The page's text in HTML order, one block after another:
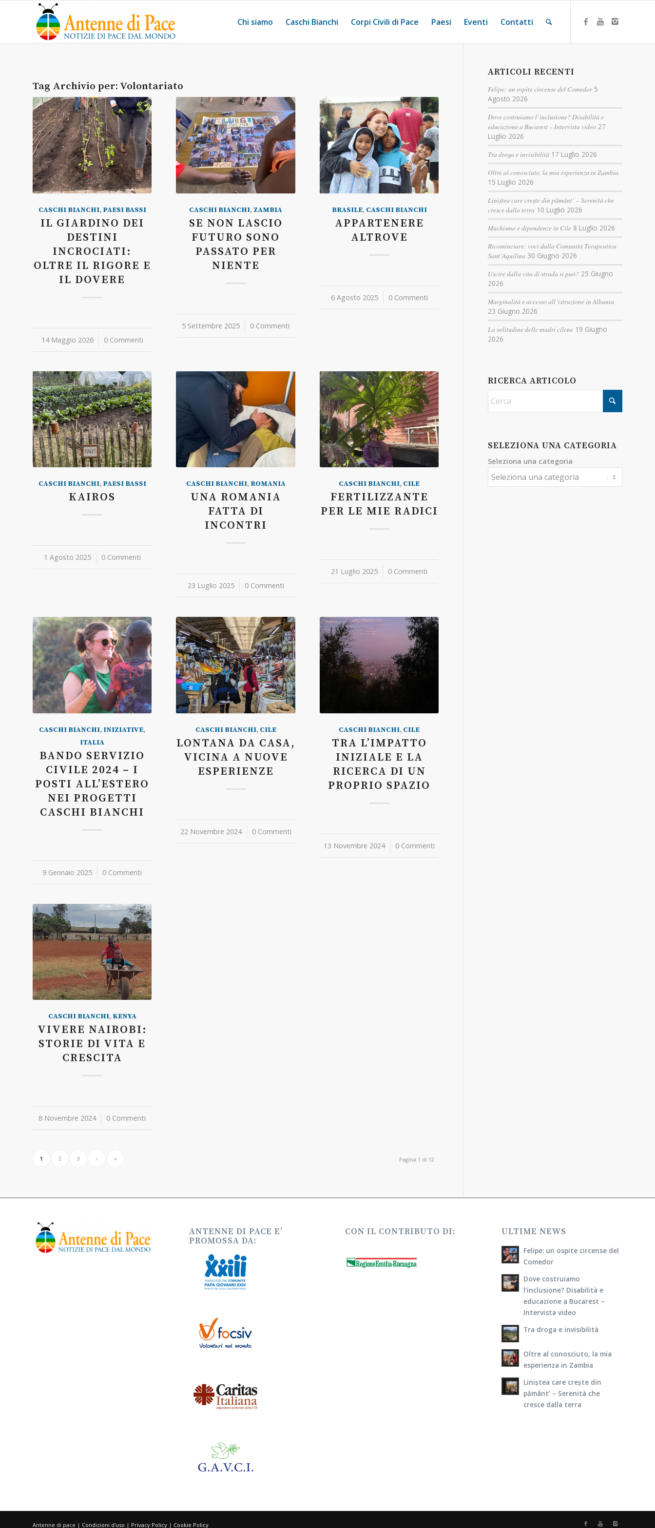
Chi siamo Caschi Bianchi Corpi Civili di Pace Paesi Eventi Contatti
Tag Archivio per: Volontariato
CASCHI BIANCHI, PAESI BASSI
IL GIARDINO DEI
DESTINI
INCROCIATI:
OLTRE IL RIGORE E
IL DOVERE
14 Maggio 2026
/ 0 Commenti
CASCHI BIANCHI, ZAMBIA
SE NON LASCIO
FUTURO SONO
PASSATO PER
NIENTE
5 Settembre 2025
/ 0 Commenti
BRASILE, CASCHI BIANCHI
APPARTENERE
ALTROVE
6 Agosto 2025
/ 0 Commenti
CASCHI BIANCHI, PAESI BASSI
KAIROS
1 Agosto 2025
/ 0 Commenti
CASCHI BIANCHI, ROMANIA
UNA ROMANIA
FATTA DI
INCONTRI
23 Luglio 2025
/ 0 Commenti
CASCHI BIANCHI, CILE
FERTILIZZANTE
PER LE MIE RADICI
21 Luglio 2025
/ 0 Commenti
CASCHI BIANCHI, INIZIATIVE,
ITALIA
BANDO SERVIZIO
CIVILE 2024 – I
POSTI ALL’ESTERO
NEI PROGETTI
CASCHI BIANCHI
9 Gennaio 2025
/ 0 Commenti
CASCHI BIANCHI, CILE
LONTANA DA CASA,
VICINA A NUOVE
ESPERIENZE
22 Novembre 2024
/ 0 Commenti
CASCHI BIANCHI, CILE
TRA L’IMPATTO
INIZIALE E LA
RICERCA DI UN
PROPRIO SPAZIO
13 Novembre 2024
/ 0 Commenti
CASCHI BIANCHI, KENYA
VIVERE NAIROBI:
STORIE DI VITA E
CRESCITA
8 Novembre 2024
/ 0 Commenti
Pagina 1 di 12
1 2 3 › »
ARTICOLI RECENTI
Felipe: un ospite circense del Comedor 5
Agosto 2026
Dove costruiamo l’inclusione? Disabilità e
educazione a Bucarest – Intervista video 27
Luglio 2026
Tra droga e invisibilità 17 Luglio 2026
Oltre al conosciuto, la mia esperienza in Zambia
15 Luglio 2026
Liniștea care crește din pământ’ – Serenità che
cresce dalla terra 10 Luglio 2026
Machismo e dipendenze in Cile 8 Luglio 2026
Ricominciare: voci dalla Comunità Terapeutica
Sant’Aquilina 30 Giugno 2026
Uscire dalla vita di strada si può? 25 Giugno
2026
Marginalità e accesso all’istruzione in Albania
23 Giugno 2026
La solitudine delle madri cilene 19 Giugno
2026
RICERCA ARTICOLO
SELEZIONA UNA CATEGORIA
Seleziona una categoria
ANTENNE DI PACE E’
PROMOSSA DA:
CON IL CONTRIBUTO DI: ULTIME NEWS
Felipe: un ospite circense del
Comedor
Dove costruiamo
l’inclusione? Disabilità e
educazione a Bucarest –
Intervista video
Tra droga e invisibilità
Oltre al conosciuto, la mia
esperienza in Zambia
Liniștea care crește din
pământ’ – Serenità che
cresce dalla terra
Antenne di pace | Condizioni d'uso | Privacy Policy | Cookie Policy